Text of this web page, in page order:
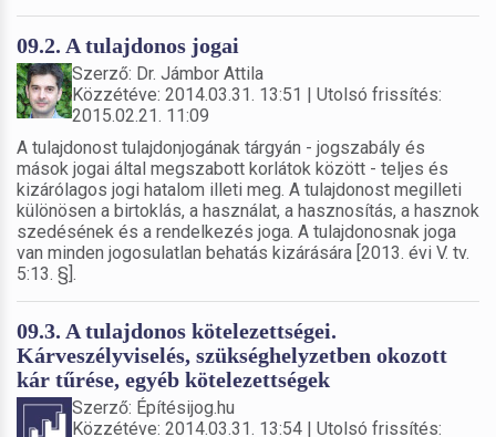
09.2. A tulajdonos jogai
Szerző: Dr. Jámbor Attila
Közzétéve: 2014.03.31. 13:51 | Utolsó frissítés:
2015.02.21. 11:09
A tulajdonost tulajdonjogának tárgyán - jogszabály és
mások jogai által megszabott korlátok között - teljes és
kizárólagos jogi hatalom illeti meg. A tulajdonost megilleti
különösen a birtoklás, a használat, a hasznosítás, a hasznok
szedésének és a rendelkezés joga. A tulajdonosnak joga
van minden jogosulatlan behatás kizárására [2013. évi V. tv.
5:13. §].
09.3. A tulajdonos kötelezettségei.
Kárveszélyviselés, szükséghelyzetben okozott
kár tűrése, egyéb kötelezettségek
Szerző: Építésijog.hu
Közzétéve: 2014.03.31. 13:54 | Utolsó frissítés: